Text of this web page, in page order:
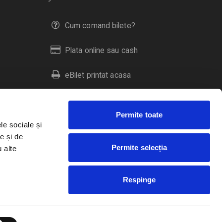
sociale și
și de
alte
Permite toate
Permite selecția
Respinge
Cum comand bilete?
Plata online sau cash
eBilet printat acasa
Livrare prin curier
Duplicare bilete